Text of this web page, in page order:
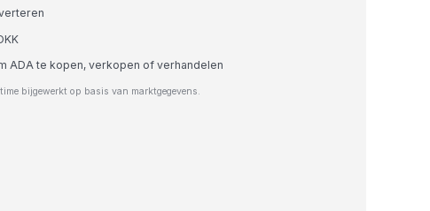
ADA te kopen, verkopen of verhandelen
bijgewerkt op basis van marktgegevens.